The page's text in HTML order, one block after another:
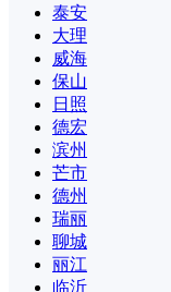
泰安
大理
威海
保山
日照
德宏
滨州
芒市
德州
瑞丽
聊城
丽江
临沂